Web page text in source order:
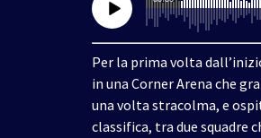
Per la prima volta
in una Corner Arena che
una volta stracolma, e
classifica, tra due squadre